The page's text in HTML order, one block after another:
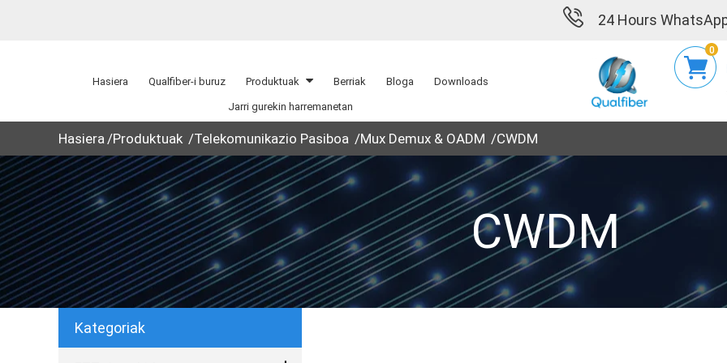
24 Hours
Hasiera Qualfiber-i buruz Produktuak Berriak Bloga Downloads
Jarri gurekin harremanetan
0
Hasiera Produktuak Telekomunikazio Pasiboa Mux Demux & OADM CWDM
CWDM
Kategoriak